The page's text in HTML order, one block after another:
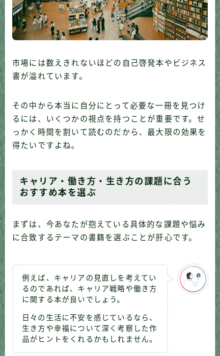
市場には数えきれないほどの自己啓発本やビジネス
書が溢れています。
その中から本当に自分にとって必要な一冊を見つけ
るには、いくつかの視点を持つことが重要です。せ
っかく時間を割いて読むのだから、最大限の効果を
得たいですよね。
キャリア・働き方・生き方の課題に合う
おすすめ本を選ぶ
まずは、今あなたが抱えている具体的な課題や悩み
に合致するテーマの書籍を選ぶことが肝心です。
例えば、キャリアの見直しを考えてい
るのであれば、キャリア戦略や働き方
に関する本が良いでしょう。
日々の生活に不安を感じているなら、
生き方や幸福について深く考察した作
品がヒントをくれるかもしれません。